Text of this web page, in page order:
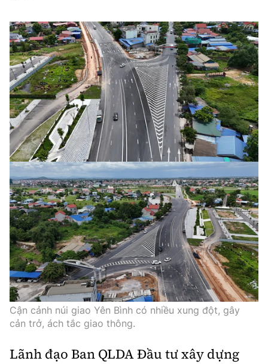
Cận cảnh núi giao Yên Bình có nhiều xung đột, gây
cản trở, ách tắc giao thông.
Lãnh đạo Ban QLDA Đầu tư xây dựng